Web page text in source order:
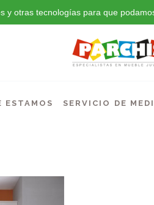
y otras tecnologías para que
ESTAMOS SERVICIO DE